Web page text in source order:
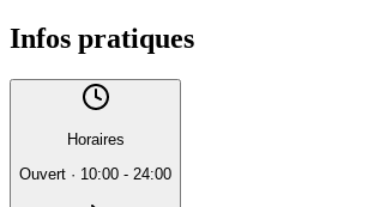
Infos pratiques
Horaires
Ouvert · 10:00 - 24:00